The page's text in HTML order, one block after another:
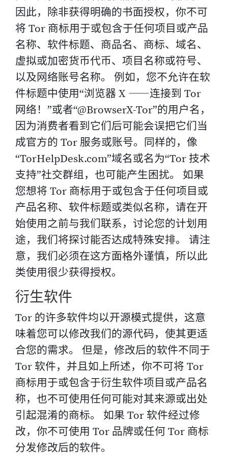
因此，除非获得明确的书面授权，你不可
将 Tor 商标用于或包含于任何项目或产品
名称、软件标题、商品名、商标、域名、
虚拟或加密货币代币、项目名称或符号、
以及网络账号名称。 例如，您不允许在软
件标题中使用“浏览器 X ⸺连接到 Tor
网络！”或者“@BrowserX-Tor”的用户名，
因为消费者看到它们后可能会误把它们当
成官方的 Tor 服务或账号。同样的，像
“TorHelpDesk.com”域名或名为“Tor 技术
支持”社交群组，也可能产生困扰。 如果
您想将 Tor 商标用于或包含于任何项目或
产品名称、软件标题或类似名称，请在开
始使用之前与我们联系，讨论您的计划用
途，我们将探讨能否达成特殊安排。 请注
意，我们必须在这方面格外谨慎，所以此
类使用很少获得授权。
衍生软件
Tor 的许多软件均以开源模式提供，这意
味着您可以修改我们的源代码，使其更适
合您的需求。 但是，修改后的软件不同于
Tor 软件，并且如上所述，你不可将 Tor
商标用于或包含于衍生软件项目或产品名
称，也不可使用任何可能对其来源或出处
引起混淆的商标。 如果 Tor 软件经过修
改，你不可使用 Tor 品牌或任何 Tor 商标
分发修改后的软件。